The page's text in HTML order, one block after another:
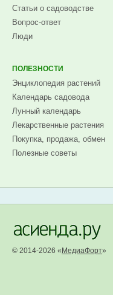
Статьи о садоводстве
Вопрос-ответ
Люди
ПОЛЕЗНОСТИ
Энциклопедия растений
Календарь садовода
Лунный календарь
Лекарственные растения
Покупка, продажа, обмен
Полезные советы
© 2014-2026 « МедиаФорт»